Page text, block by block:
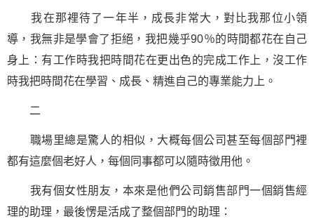
我在那裡待了一年半，成長非常大，對比我那位小領
導，我無非是學會了拒絕，我把幾乎90％的時間都花在自己
身上：有工作時我把時間花在更出色的完成工作上，沒工作
時我把時間花在學習 、成長、精進自己的專業能力上。
二
職場里總是驚人的相似，大概每個公司甚至每個部門裡
都有這麼個老好人，每個同事都可以隨時徵用他。
我有個女性朋友，本來是他們公司銷售部門一個銷售經
理的助理，最後愣是活成了整個部門的助理：